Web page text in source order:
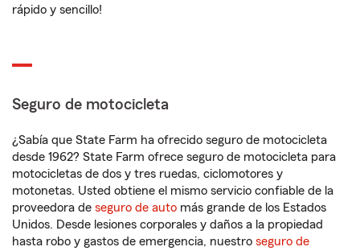
rápido y sencillo!
Seguro de motocicleta
¿Sabía que State Farm ha ofrecido seguro de motocicleta
desde 1962? State Farm ofrece seguro de motocicleta para
motocicletas de dos y tres ruedas, ciclomotores y
motonetas. Usted obtiene el mismo servicio confiable de la
proveedora de seguro de auto más grande de los Estados
Unidos. Desde lesiones corporales y daños a la propiedad
hasta robo y gastos de emergencia, nuestro seguro de